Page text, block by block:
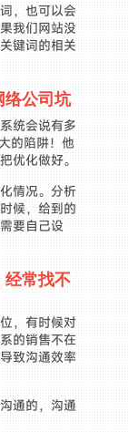
，也可以会
我们网站没
键词的相关
络公司坑
统会说有多
的陷阱！他
优化做好。
情况。分析
候，给到的
要自己设
经常找不
，有时候对
的销售不在
致沟通效率
通的，沟通